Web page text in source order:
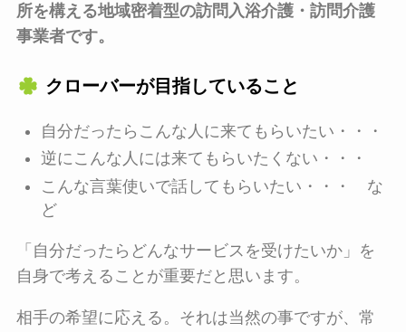
所を構える地域密着型の訪問入浴介護・訪問介護
事業者です。
クローバーが目指していること
自分だったらこんな人に来てもらいたい・・・
逆にこんな人には来てもらいたくない・・・
こんな言葉使いで話してもらいたい・・・ な
ど
「自分だったらどんなサービスを受けたいか」を
自身で考えることが重要だと思います。
相手の希望に応える。それは当然の事ですが、常